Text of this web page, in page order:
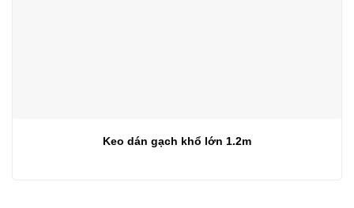
Keo dán gạch khổ lớn 1.2m